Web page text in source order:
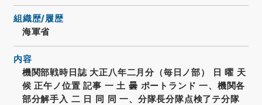
組織歴/履歴
海軍省
内容
機関部戦時日誌 大正八年二月分（毎日ノ部） 日 曜 天
候 正午ノ位置 記事 一 土 曇 ポートランド 一、機関各
部分解手入 二 日 同 同 一、分隊長分隊点検了テ分隊